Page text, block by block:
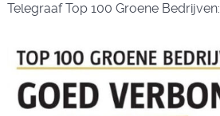
Telegraaf Top 100 Groene Bedrijven: